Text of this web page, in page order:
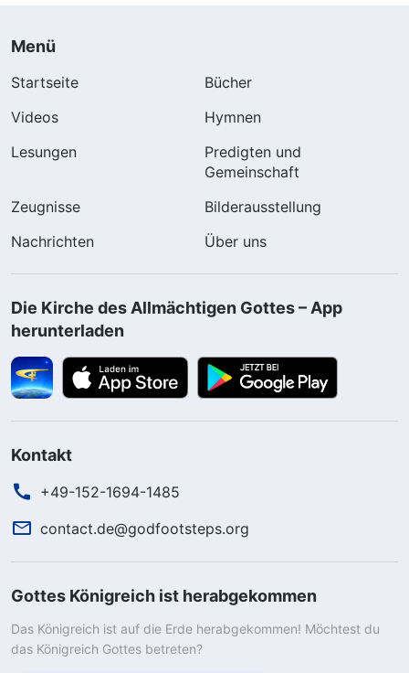
Menü
Startseite
Bücher
Videos
Hymnen
Lesungen
Predigten und
Gemeinschaft
Zeugnisse
Bilderausstellung
Nachrichten
Über uns
Die Kirche des Allmächtigen Gottes – App
herunterladen
Kontakt
+49-152-1694-1485
contact.de@godfootsteps.org
Gottes Königreich ist herabgekommen
Das Königreich ist auf die Erde herabgekommen! Möchtest du
das Königreich Gottes betreten?